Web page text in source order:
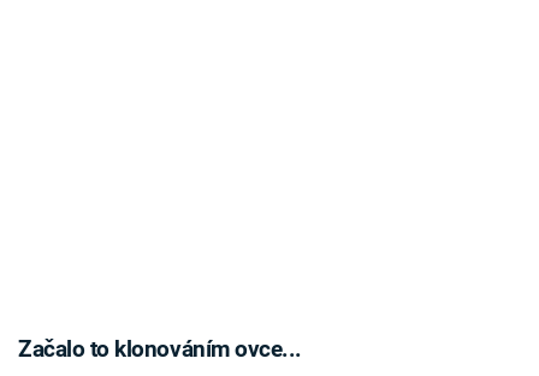
Začalo to klonováním ovce...